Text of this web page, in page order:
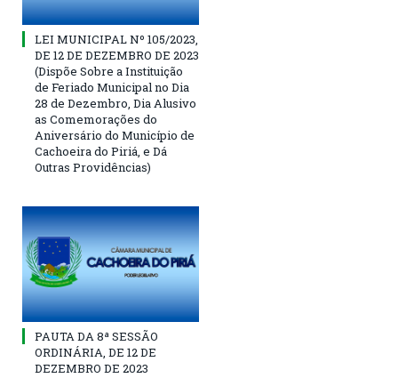
LEI MUNICIPAL Nº 105/2023,
DE 12 DE DEZEMBRO DE 2023
(Dispõe Sobre a Instituição
de Feriado Municipal no Dia
28 de Dezembro, Dia Alusivo
as Comemorações do
Aniversário do Município de
Cachoeira do Piriá, e Dá
Outras Providências)
PAUTA DA 8ª SESSÃO
ORDINÁRIA, DE 12 DE
DEZEMBRO DE 2023